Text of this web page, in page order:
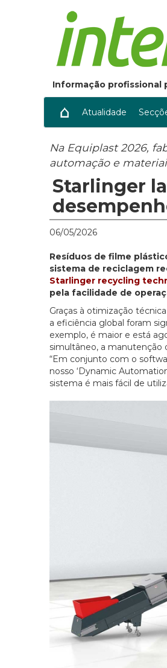
Informação profissional
Atualidade
Na Equiplast 2026,
automação e
Starlinger
06/05/2026
Resíduos de filme
sistema de reciclagem
Starlinger recycling
pela facilidade de
Graças à otimização
a eficiência global foram
exemplo, é maior e está
simultâneo, a manutenção
“Em conjunto com o
nosso ‘Dynamic
sistema é mais fácil de